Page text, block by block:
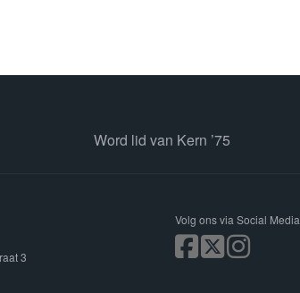
Word lid van Kern ’75
3
Volg ons via Social Media